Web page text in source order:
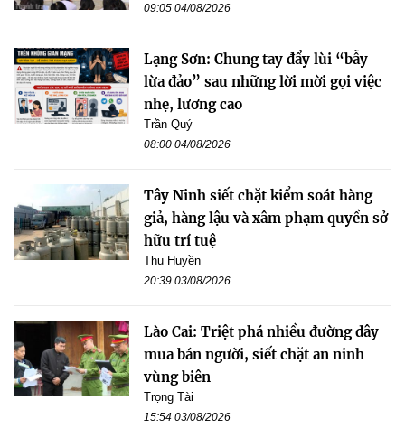
09:05 04/08/2026
Lạng Sơn: Chung tay đẩy lùi “bẫy
lừa đảo” sau những lời mời gọi việc
nhẹ, lương cao
Trần Quý
08:00 04/08/2026
Tây Ninh siết chặt kiểm soát hàng
giả, hàng lậu và xâm phạm quyền sở
hữu trí tuệ
Thu Huyền
20:39 03/08/2026
Lào Cai: Triệt phá nhiều đường dây
mua bán người, siết chặt an ninh
vùng biên
Trọng Tài
15:54 03/08/2026